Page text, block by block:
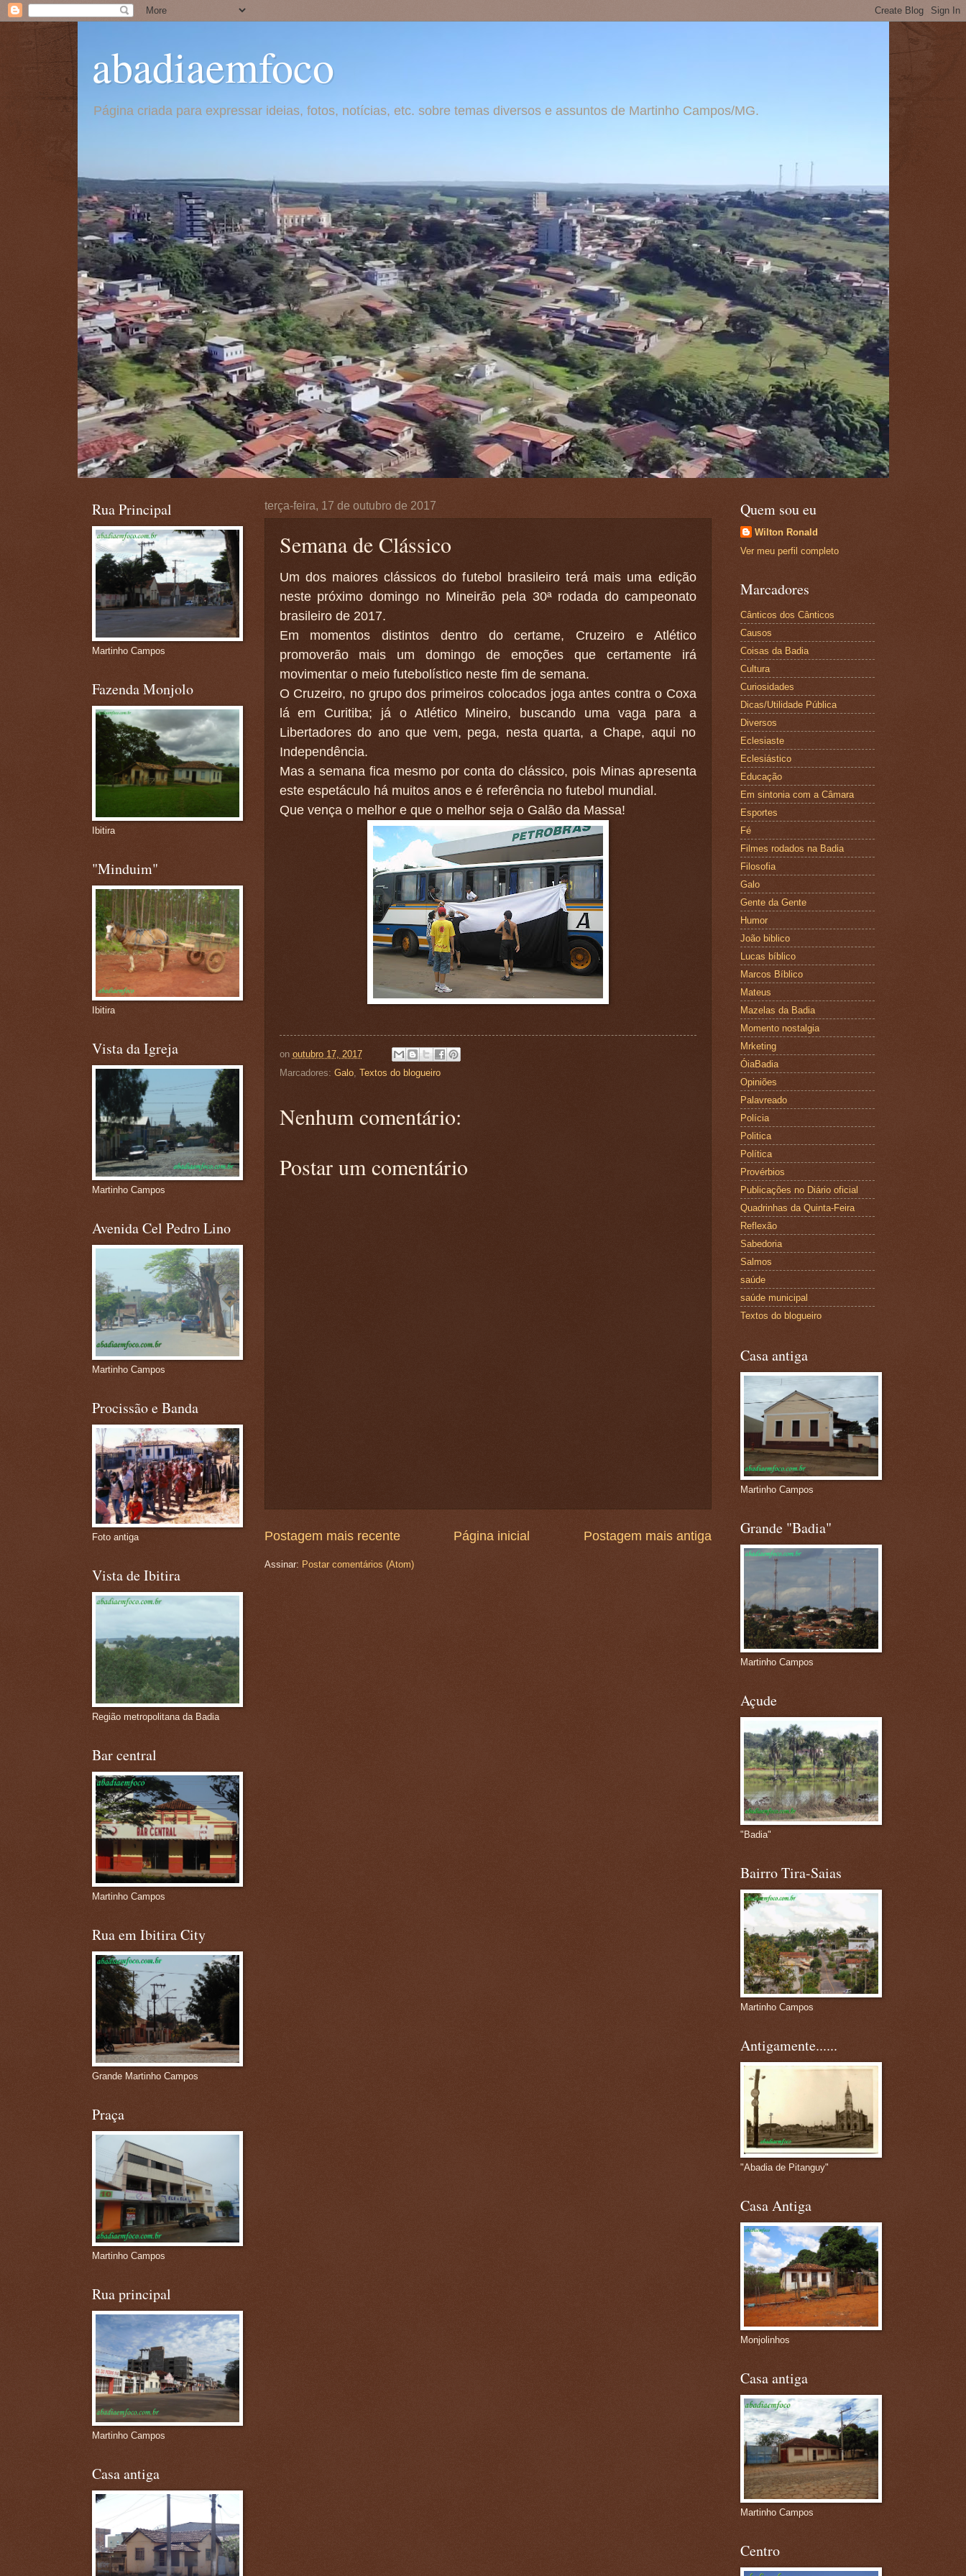
abadiaemfoco
Página criada para expressar ideias, fotos, notícias, etc. sobre temas diversos e assuntos de Martinho Campos/MG.
terça-feira, 17 de outubro de 2017
Semana de Clássico
Um dos maiores clássicos do futebol brasileiro terá mais uma edição
neste próximo domingo no Mineirão pela 30ª rodada do campeonato
brasileiro de 2017.
Em momentos distintos dentro do certame, Cruzeiro e Atlético
promoverão mais um domingo de emoções que certamente irá
movimentar o meio futebolístico neste fim de semana.
O Cruzeiro, no grupo dos primeiros colocados joga antes contra o Coxa
lá em Curitiba; já o Atlético Mineiro, buscando uma vaga para a
Libertadores do ano que vem, pega, nesta quarta, a Chape, aqui no
Independência.
Mas a semana fica mesmo por conta do clássico, pois Minas apresenta
este espetáculo há muitos anos e é referência no futebol mundial.
Que vença o melhor e que o melhor seja o Galão da Massa!
on outubro 17, 2017
Marcadores: Galo, Textos do blogueiro
Nenhum comentário:
Postar um comentário
Postagem mais recente Postagem mais antiga
Página inicial
Assinar: Postar comentários (Atom)
Rua Principal
Martinho Campos
Fazenda Monjolo
Ibitira
"Minduim"
Ibitira
Vista da Igreja
Martinho Campos
Avenida Cel Pedro Lino
Martinho Campos
Procissão e Banda
Foto antiga
Vista de Ibitira
Região metropolitana da Badia
Bar central
Martinho Campos
Rua em Ibitira City
Grande Martinho Campos
Praça
Martinho Campos
Rua principal
Martinho Campos
Casa antiga
Quem sou eu
Wilton Ronald
Ver meu perfil completo
Marcadores
Cânticos dos Cânticos
Causos
Coisas da Badia
Cultura
Curiosidades
Dicas/Utilidade Pública
Diversos
Eclesiaste
Eclesiástico
Educação
Em sintonia com a Câmara
Esportes
Fé
Filmes rodados na Badia
Filosofia
Galo
Gente da Gente
Humor
João biblico
Lucas bíblico
Marcos Bíblico
Mateus
Mazelas da Badia
Momento nostalgia
Mrketing
ÓiaBadia
Opiniões
Palavreado
Polícia
Politica
Política
Provérbios
Publicações no Diário oficial
Quadrinhas da Quinta-Feira
Reflexão
Sabedoria
Salmos
saúde
saúde municipal
Textos do blogueiro
Casa antiga
Martinho Campos
Grande "Badia"
Martinho Campos
Açude
"Badia"
Bairro Tira-Saias
Martinho Campos
Antigamente......
"Abadia de Pitanguy"
Casa Antiga
Monjolinhos
Casa antiga
Martinho Campos
Centro